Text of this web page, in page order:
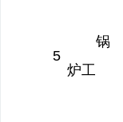
5
锅
炉工